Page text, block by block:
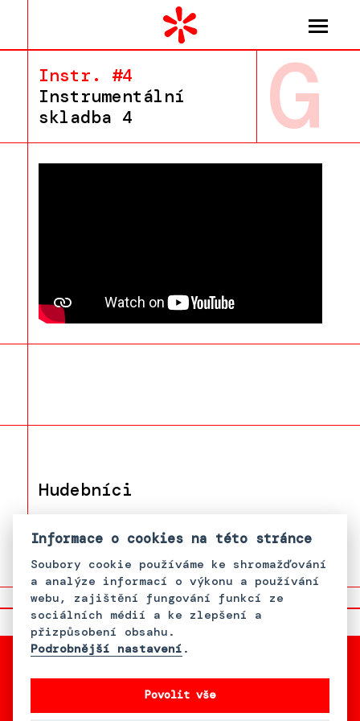
Instr. #4
Instrumentální
skladba 4
G
Hudebníci
Informace o cookies na této stránce
Soubory cookie používáme ke shromažďování
a analýze informací o výkonu a používání
webu, zajištění fungování funkcí ze
sociálních médií a ke zlepšení a
přizpůsobení obsahu.
Podrobnější nastavení .
Povolit vše